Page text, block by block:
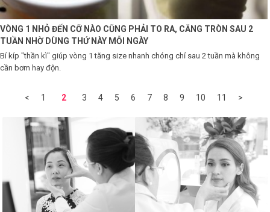
VÒNG 1 NHỎ ĐẾN CỠ NÀO CŨNG PHẢI TO RA, CĂNG TRÒN SAU 2
TUẦN NHỜ DÙNG THỨ NÀY MỖI NGÀY
Bí kíp "thần kì" giúp vòng 1 tăng size nhanh chóng chỉ sau 2 tuần mà không
cần bơm hay độn.
< 1 2 3 4 5 6 7 8 9 10 11 >